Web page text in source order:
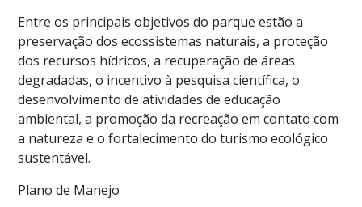
Entre os principais objetivos do parque estão a
preservação dos ecossistemas naturais, a proteção
dos recursos hídricos, a recuperação de áreas
degradadas, o incentivo à pesquisa científica, o
desenvolvimento de atividades de educação
ambiental, a promoção da recreação em contato com
a natureza e o fortalecimento do turismo ecológico
sustentável.
Plano de Manejo